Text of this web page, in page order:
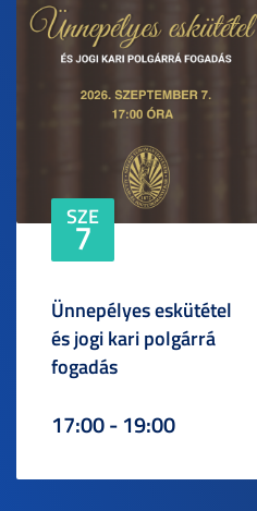
SZE
7
Ünnepélyes eskütétel
és jogi kari polgárrá
fogadás
17:00 - 19:00